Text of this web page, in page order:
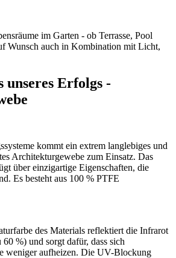
im Garten - ob Terrasse, Pool
Wunsch auch in Kombination mit Licht,
unseres Erfolgs -
kommt ein extrem langlebiges und
Architekturgewebe zum Einsatz. Das
über einzigartige Eigenschaften, die
Es besteht aus 100 % PTFE
des Materials reflektiert die Infrarot
%) und sorgt dafür, dass sich
weniger aufheizen. Die UV-Blockung